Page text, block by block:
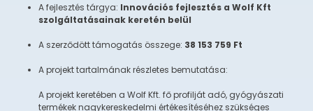
A fejlesztés tárgya: Innovációs fejlesztés a Wolf Kft
szolgáltatásainak keretén belül
A szerződött támogatás összege: 38 153 759 Ft
A projekt tartalmának részletes bemutatása:
A projekt keretében a Wolf Kft. fő profilját adó, gyógyászati
termékek nagykereskedelmi értékesítéséhez szükséges